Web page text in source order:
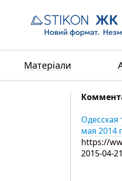
Матеріали
Одесская
мая 2014
https://
2015-04-